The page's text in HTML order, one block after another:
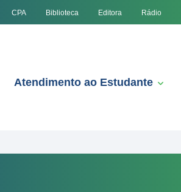
CPA Biblioteca Editora Rádio
Atendimento ao Estudante